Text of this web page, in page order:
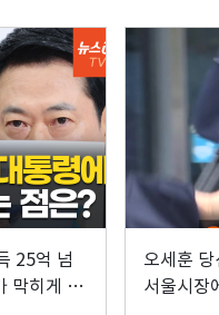
25억 넘
막히게 피
오세훈
서울시장